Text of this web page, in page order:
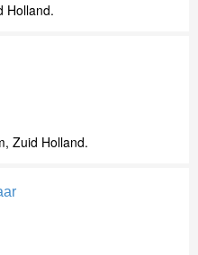
Holland.
Zuid Holland.